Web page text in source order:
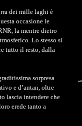
dei mille laghi è
occasione le
la mentre dietro
Lo stesso si
tutto il resto, dalla
sorpresa
e d’antan, oltre
lascia intendere che
erede tanto a